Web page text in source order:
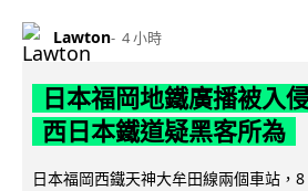
Lawton 4 小時
日本福岡地鐵廣播被入
西日本鐵道疑黑客所為
日本福岡西鐵天神大牟田線兩個車站，